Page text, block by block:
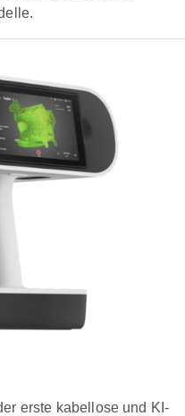
erste kabellose und KI-